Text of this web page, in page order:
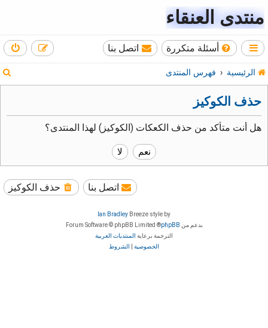
منتدى العنقاء
أسئلة متكررة اتصل بنا
الرئيسية فهرس المنتدى
حذف الكوكيز
هل أنت متأكد من حذف الكعكات (الكوكيز) لهذا المنتدى؟
حذف الكوكيز اتصل بنا
Breeze style by
Ian Bradley
بدعم من phpBB
® Forum Software © phpBB Limited
الترجمة برعاية المنتديات العربية
الخصوصية
الشروط